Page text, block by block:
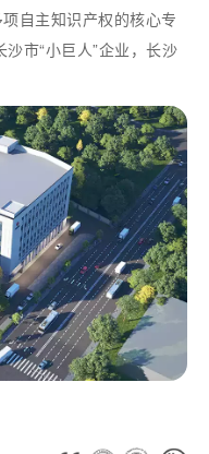
自主知识产权的核心专
市“小巨人”企业，长沙